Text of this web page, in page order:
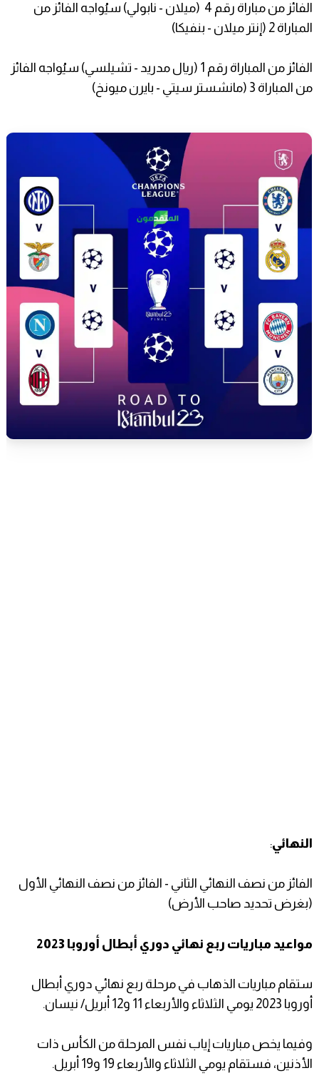
الفائز من مباراة رقم 4 (ميلان - نابولي) سيُواجه الفائز من
المباراة 2 (إنتر ميلان - بنفيكا)
الفائز من المباراة رقم 1 (ريال مدريد - تشيلسي) سيُواجه الفائز
من المباراة 3 (مانشستر سيتي - بايرن ميونخ)
النهائي:
الفائز من نصف النهائي الثاني - الفائز من نصف النهائي الأول
(بغرض تحديد صاحب الأرض)
مواعيد مباريات ربع نهائي دوري أبطال أوروبا 2023
ستقام مباريات الذهاب في مرحلة ربع نهائي دوري أبطال
أوروبا 2023 يومي الثلاثاء والأربعاء 11 و12 أبريل/ نيسان.
وفيما يخص مباريات إياب نفس المرحلة من الكأس ذات
الأذنين، فستقام يومي الثلاثاء والأربعاء 19 و19 أبريل.